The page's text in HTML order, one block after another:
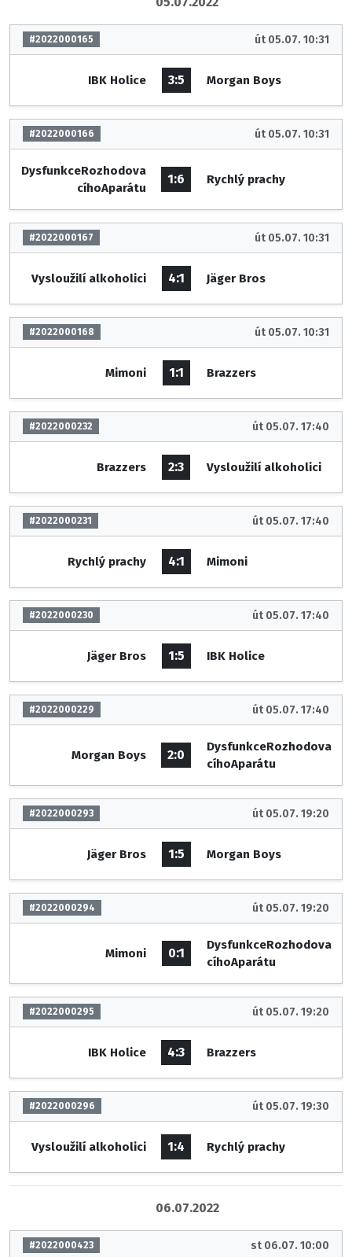
#2022000165 út 05.07. 10:31
IBK Holice 3:5 Morgan Boys
#2022000166 út 05.07. 10:31
DysfunkceRozhodova
cíhoAparátu
1:6 Rychlý prachy
#2022000167 út 05.07. 10:31
Vysloužilí alkoholici 4:1 Jäger Bros
#2022000168 út 05.07. 10:31
Mimoni 1:1 Brazzers
#2022000232 út 05.07. 17:40
Brazzers 2:3 Vysloužilí alkoholici
#2022000231 út 05.07. 17:40
Rychlý prachy 4:1 Mimoni
#2022000230 út 05.07. 17:40
Jäger Bros 1:5 IBK Holice
#2022000229 út 05.07. 17:40
Morgan Boys 2:0
DysfunkceRozhodova
cíhoAparátu
#2022000293 út 05.07. 19:20
Jäger Bros 1:5 Morgan Boys
#2022000294 út 05.07. 19:20
Mimoni 0:1
DysfunkceRozhodova
cíhoAparátu
#2022000295 út 05.07. 19:20
IBK Holice 4:3 Brazzers
#2022000296 út 05.07. 19:30
Vysloužilí alkoholici 1:4 Rychlý prachy
06.07.2022
#2022000423 st 06.07. 10:00